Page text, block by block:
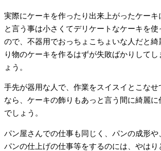
実際にケーキを作ったり出来上がったケーキ
と言う事は小さくてデリケートなケーキを使
ので、不器用でおっちょこちょいな人だと綺
り物のケーキを作るはずが失敗ばかりしてし
ょう。
手先が器用な人で、作業をスイスイとこなせ
なら、ケーキの飾りもあっと言う間に綺麗に
でしょう。
パン屋さんでの仕事も同じく、パンの成形
パンの仕上げの仕事等をするのには、やはり